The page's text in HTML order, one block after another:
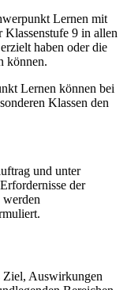
Lernen mit
Klassenstufe 9 in allen
haben oder die
können.
Lernen können bei
Klassen den
und unter
der
werden
Ziel, Auswirkungen